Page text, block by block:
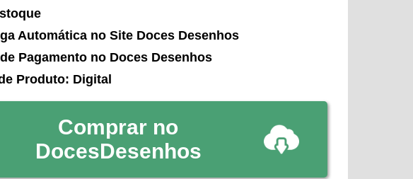
Automática no Site Doces Desenhos
Pagamento no Doces Desenhos
Produto: Digital
Comprar no
DocesDesenhos